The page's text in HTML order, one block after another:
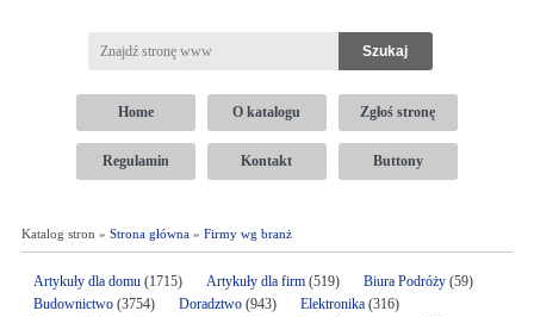
Home O katalogu Zgłoś stronę
Regulamin Kontakt Buttony
Katalog stron » Strona główna» Firmy wg branż
Artykuły dla domu(1715) Artykuły dla firm(519) Biura Podróży(59)
Budownictwo(3754) Doradztwo(943) Elektronika (316)